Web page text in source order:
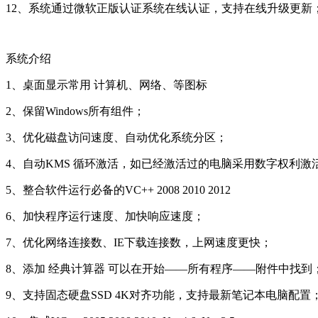
12、系统通过微软正版认证系统在线认证，支持在线升级更新；
系统介绍
1、桌面显示常用 计算机、网络、等图标
2、保留Windows所有组件；
3、优化磁盘访问速度、自动优化系统分区；
4、自动KMS 循环激活，如已经激活过的电脑采用数字权利激
5、整合软件运行必备的VC++ 2008 2010 2012
6、加快程序运行速度、加快响应速度；
7、优化网络连接数、IE下载连接数，上网速度更快；
8、添加 经典计算器 可以在开始——所有程序——附件中找到；
9、支持固态硬盘SSD 4K对齐功能，支持最新笔记本电脑配置；